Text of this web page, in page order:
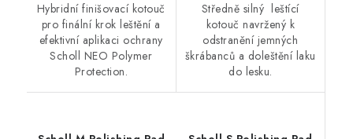
Hybridní finišovací kotouč
pro finální krok leštění a
efektivní aplikaci ochrany
Scholl NEO Polymer
Protection.
Středně silný leštící
kotouč navržený k
odstranění jemných
škrábanců a doleštění laku
do lesku.